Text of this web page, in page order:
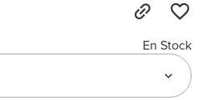
En Stock